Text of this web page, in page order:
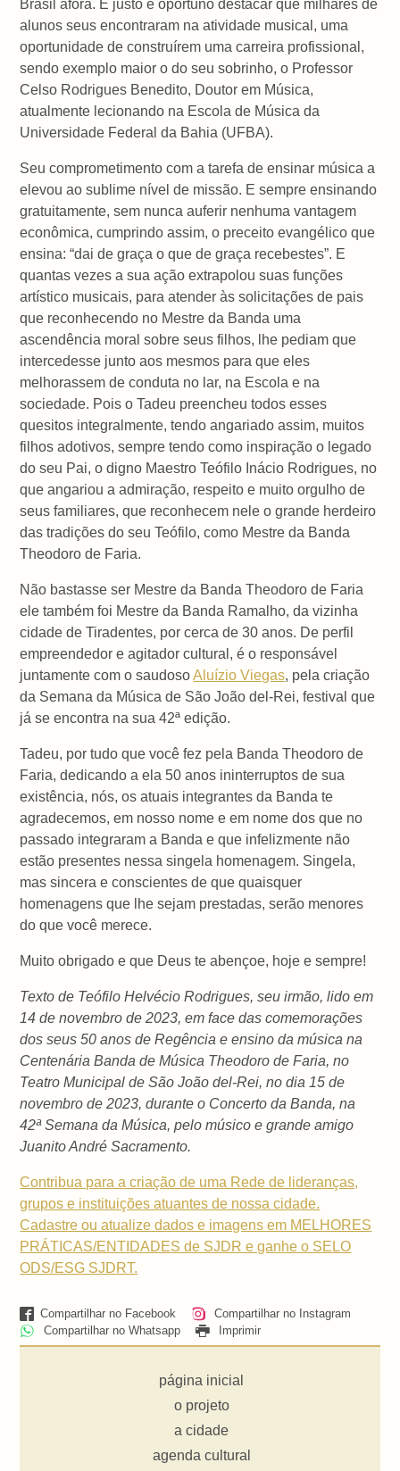
Brasil afora. É justo e oportuno destacar que milhares de
alunos seus encontraram na atividade musical, uma
oportunidade de construírem uma carreira profissional,
sendo exemplo maior o do seu sobrinho, o Professor
Celso Rodrigues Benedito, Doutor em Música,
atualmente lecionando na Escola de Música da
Universidade Federal da Bahia (UFBA).
Seu comprometimento com a tarefa de ensinar música a
elevou ao sublime nível de missão. E sempre ensinando
gratuitamente, sem nunca auferir nenhuma vantagem
econômica, cumprindo assim, o preceito evangélico que
ensina: “dai de graça o que de graça recebestes”. E
quantas vezes a sua ação extrapolou suas funções
artístico musicais, para atender às solicitações de pais
que reconhecendo no Mestre da Banda uma
ascendência moral sobre seus filhos, lhe pediam que
intercedesse junto aos mesmos para que eles
melhorassem de conduta no lar, na Escola e na
sociedade. Pois o Tadeu preencheu todos esses
quesitos integralmente, tendo angariado assim, muitos
filhos adotivos, sempre tendo como inspiração o legado
do seu Pai, o digno Maestro Teófilo Inácio Rodrigues, no
que angariou a admiração, respeito e muito orgulho de
seus familiares, que reconhecem nele o grande herdeiro
das tradições do seu Teófilo, como Mestre da Banda
Theodoro de Faria.
Não bastasse ser Mestre da Banda Theodoro de Faria
ele também foi Mestre da Banda Ramalho, da vizinha
cidade de Tiradentes, por cerca de 30 anos. De perfil
empreendedor e agitador cultural, é o responsável
juntamente com o saudosoAluízio Viegas, pela criação
da Semana da Música de São João del-Rei, festival que
já se encontra na sua 42ª edição.
Tadeu, por tudo que você fez pela Banda Theodoro de
Faria, dedicando a ela 50 anos ininterruptos de sua
existência, nós, os atuais integrantes da Banda te
agradecemos, em nosso nome e em nome dos que no
passado integraram a Banda e que infelizmente não
estão presentes nessa singela homenagem. Singela,
mas sincera e conscientes de que quaisquer
homenagens que lhe sejam prestadas, serão menores
do que você merece.
Muito obrigado e que Deus te abençoe, hoje e sempre!
Texto de Teófilo Helvécio Rodrigues, seu irmão, lido em
14 de novembro de 2023, em face das comemorações
dos seus 50 anos de Regência e ensino da música na
Centenária Banda de Música Theodoro de Faria, no
Teatro Municipal de São João del-Rei, no dia 15 de
novembro de 2023, durante o Concerto da Banda, na
42ª Semana da Música, pelo músico e grande amigo
Juanito André Sacramento.
Contribua para a criação de uma Rede de lideranças,
grupos e instituições atuantes de nossa cidade.
Cadastre ou atualize dados e imagens em MELHORES
PRÁTICAS/ENTIDADES de SJDR e ganhe o SELO
ODS/ESG SJDRT.
Compartilhar no Facebook
Compartilhar no Instagram
Compartilhar no Whatsapp
Imprimir
página inicial
o projeto
a cidade
agenda cultural